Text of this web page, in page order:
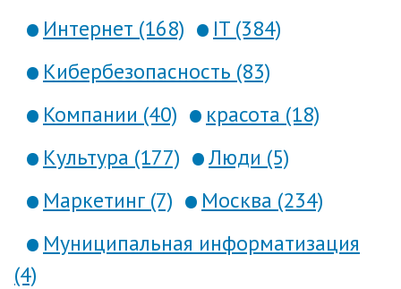
Интернет (168)
IT (384)
Кибербезопасность (83)
Компании (40)
красота (18)
Культура (177)
Люди (5)
Маркетинг (7)
Москва (234)
Муниципальная информатизация
(4)